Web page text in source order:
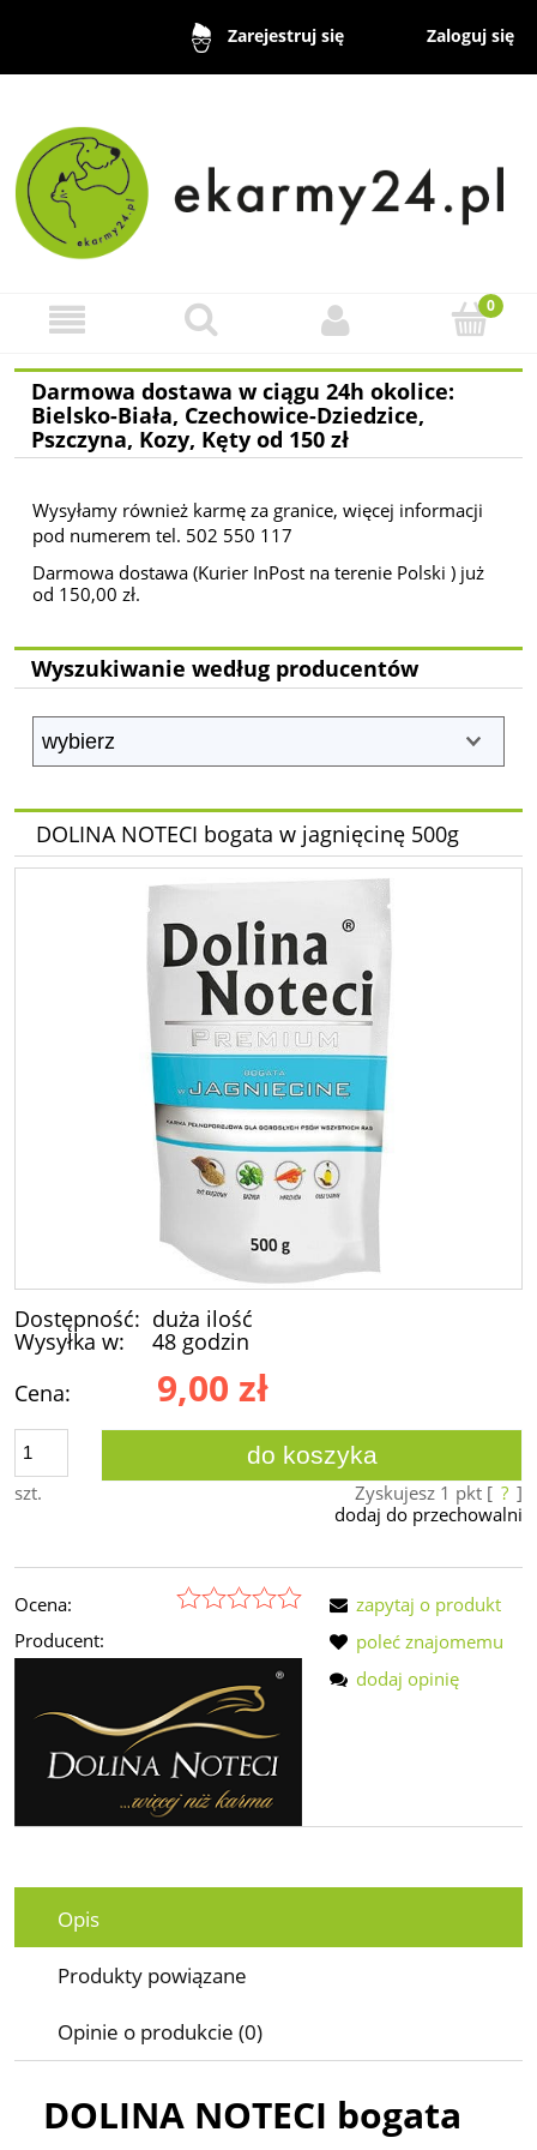
Zarejestruj się Zaloguj się
Darmowa dostawa w ciągu 24h okolice:
Bielsko-Biała, Czechowice-Dziedzice,
Pszczyna, Kozy, Kęty od 150 zł
Wysyłamy również karmę za granice, więcej informacji
pod numerem tel. 502 550 117
Darmowa dostawa (Kurier InPost na terenie Polski ) już
od 150,00 zł.
Wyszukiwanie według producentów
DOLINA NOTECI bogata w jagnięcinę 500g
Dostępność: duża ilość
Wysyłka w:
48 godzin
Cena:
9,00 zł
szt.
do koszyka
Zyskujesz 1 pkt [ ? ]
dodaj do przechowalni
Ocena:
Producent:
zapytaj o produkt
poleć znajomemu
dodaj opinię
Opis
Produkty powiązane
Opinie o produkcie (0)
DOLINA NOTECI bogata